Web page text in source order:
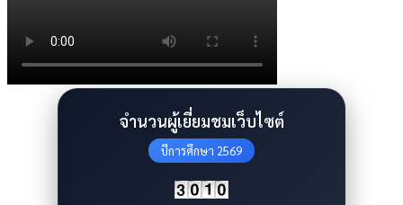
จำนวนผู้เยี่ยมชมเว็บไซต์
ปีการศึกษา 2569